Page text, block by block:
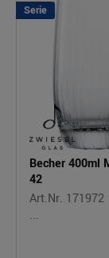
Serie
Becher 400ml
42
Art.Nr. 171972
...